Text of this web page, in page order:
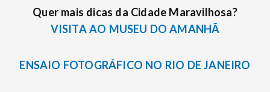
Quer mais dicas da Cidade Maravilhosa?
VISITA AO MUSEU DO AMANHÃ
ENSAIO FOTOGRÁFICO NO RIO DE JANEIRO